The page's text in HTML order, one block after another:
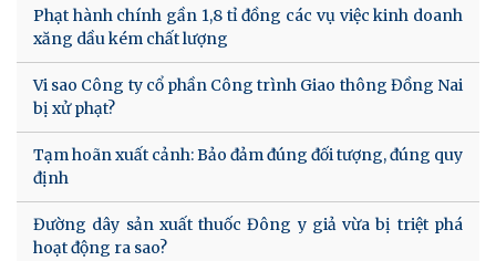
Phạt hành chính gần 1,8 tỉ đồng các vụ việc kinh doanh
xăng dầu kém chất lượng
Vi sao Công ty cổ phần Công trình Giao thông Đồng Nai
bị xử phạt?
Tạm hoãn xuất cảnh: Bảo đảm đúng đối tượng, đúng quy
định
Đường dây sản xuất thuốc Đông y giả vừa bị triệt phá
hoạt động ra sao?